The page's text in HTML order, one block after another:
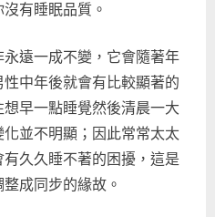
有睡眠品質。
遠一成不變，它會隨著年
中年後就會有比較顯著的
早一點睡覺然後清晨一大
並不明顯；因此常常太太
久久睡不著的困擾，這是
成同步的緣故。